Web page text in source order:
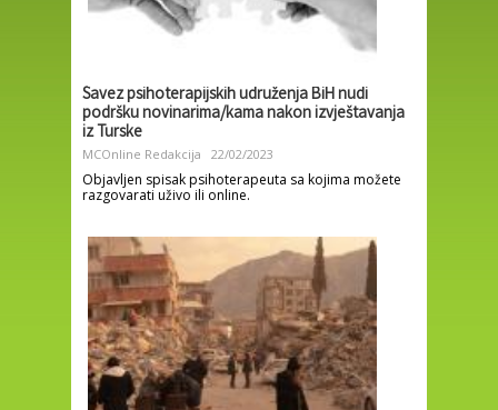
Savez psihoterapijskih udruženja BiH nudi
podršku novinarima/kama nakon izvještavanja
iz Turske
MCOnline Redakcija 22/02/2023
Objavljen spisak psihoterapeuta sa kojima možete
razgovarati uživo ili online.